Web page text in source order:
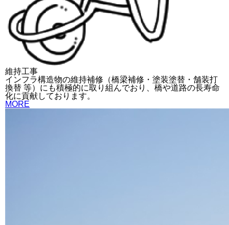
維持工事
インフラ構造物の維持補修（橋梁補修・塗装塗替・舗装打
換替 等）にも積極的に取り組んでおり、橋や道路の長寿命
化に貢献しております。
MORE